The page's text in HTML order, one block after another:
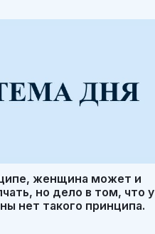
женщина может и
но дело в том, что у
нет такого принципа.